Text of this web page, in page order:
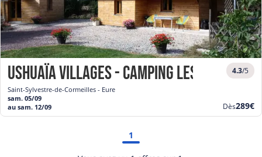
Ushuaïa Villages - Camping Les
Saint-Sylvestre-de-Cormeilles - Eure
4.3/5
sam. 05/09
au sam. 12/09
Dès
prix
289€
1